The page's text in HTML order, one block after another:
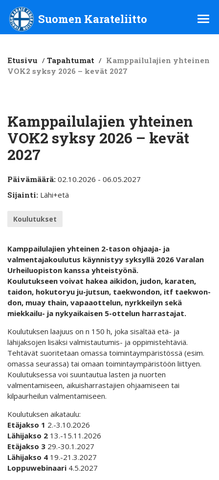
Suomen Karateliitto ry
Suomen Karateliitto
Etusivu / Tapahtumat / Kamppailulajien yhteinen
VOK2 syksy 2026 – kevät 2027
Kamppailulajien yhteinen
VOK2 syksy 2026 – kevät
2027
Päivämäärä: 02.10.2026 - 06.05.2027
Sijainti: Lähi+etä
Koulutukset
Kamppailulajien yhteinen 2-tason ohjaaja- ja
valmentajakoulutus käynnistyy syksyllä 2026 Varalan
Urheiluopiston kanssa yhteistyönä.
Koulutukseen voivat hakea aikidon, judon, karaten,
taidon, hokutoryu ju-jutsun, taekwondon, itf taekwon-
don, muay thain, vapaaottelun, nyrkkeilyn sekä
miekkailu- ja nykyaikaisen 5-ottelun harrastajat.
Koulutuksen laajuus on n 150 h, joka sisältää etä- ja
lähijaksojen lisäksi valmistautumis- ja oppimistehtäviä.
Tehtävät suoritetaan omassa toimintaympäristössä (esim.
omassa seurassa) tai omaan toimintaympäristöön liittyen.
Koulutuksessa voi suuntautua lasten ja nuorten
valmentamiseen, aikuisharrastajien ohjaamiseen tai
kilpaurheilun valmentamiseen.
Koulutuksen aikataulu:
Etäjakso 1 2.-3.10.2026
Lähijakso 2 13.-15.11.2026
Etäjakso 3 29.-30.1.2027
Lähijakso 4 19.-21.3.2027
Loppuwebinaari 4.5.2027